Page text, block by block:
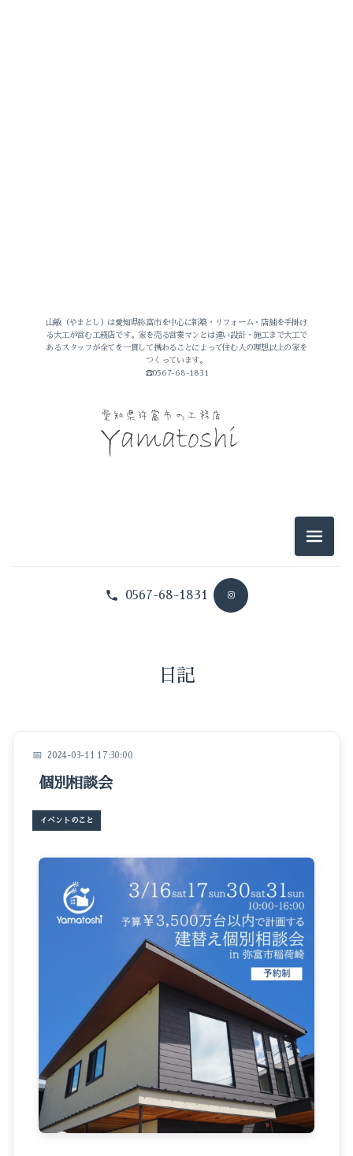
山敏のこと
仕事のこと
0567-68-1831
山敏（やまとし）は愛知県弥富市を中心に新築・リフォーム・店舗を手掛け
る大工が営む工務店です。家を売る営業マンとは違い設計・施工まで大工で
あるスタッフが全てを一貫して携わることによって住む人の理想以上の家を
つくっています。
☎0567-68-1831
山敏のこと
メニュ
日記
2024-03-11 17:30:00
個別相談会
イベントのこと